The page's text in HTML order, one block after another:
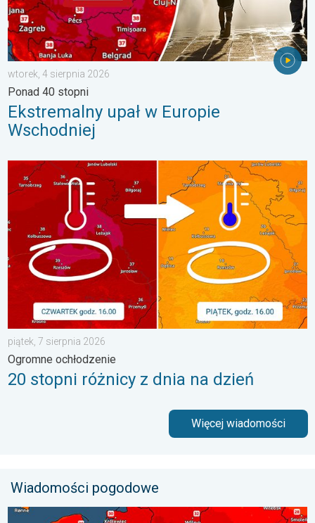
wtorek, 4 sierpnia 2026
Ponad 40 stopni
Ekstremalny upał w Europie
Wschodniej
20 stopni różnicy z dnia na dzień. Ogromne ochłodzenie. . .
piątek, 7 sierpnia 2026
Ogromne ochłodzenie
20 stopni różnicy z dnia na dzień
Więcej wiadomości
Wiadomości pogodowe
Nawet 40 stopni w cieniu i burze. Ekstremalnie gorąco. . .